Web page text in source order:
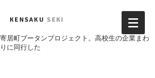
KENSAKUSEKI
寄居町ブータンプロジェクト。高校生の企業まわ
りに同行した